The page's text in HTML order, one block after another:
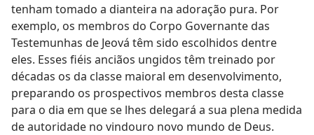
tenham tomado a dianteira na adoração pura. Por
exemplo, os membros do Corpo Governante das
Testemunhas de Jeová têm sido escolhidos dentre
eles. Esses fiéis anciãos ungidos têm treinado por
décadas os da classe maioral em desenvolvimento,
preparando os prospectivos membros desta classe
para o dia em que se lhes delegará a sua plena medida
de autoridade no vindouro novo mundo de Deus.